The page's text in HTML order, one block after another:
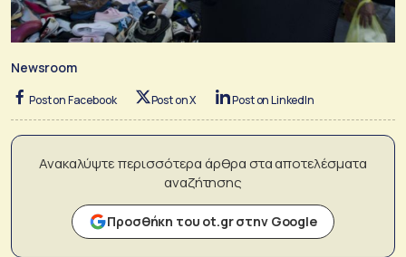
Newsroom
Post on Facebook Post on X Post on LinkedIn
Ανακαλύψτε περισσότερα άρθρα στα αποτελέσματα
αναζήτησης
Προσθήκη του ot.gr στην Google